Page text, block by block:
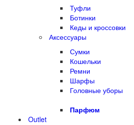
Туфли
Ботинки
Кеды и кроссовки
Аксессуары
Сумки
Кошельки
Ремни
Шарфы
Головные уборы
Парфюм
Outlet